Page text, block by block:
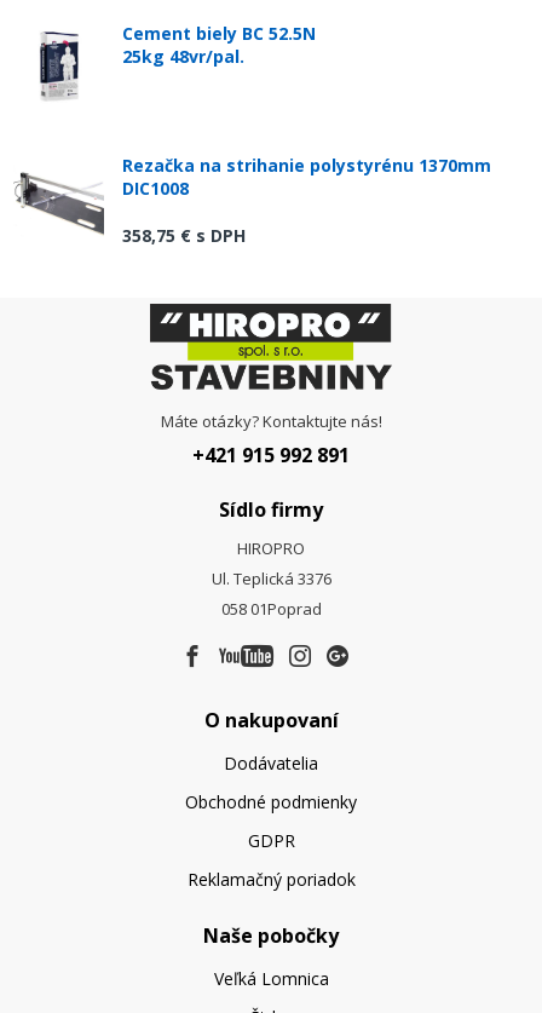
Cement biely BC 52.5N
25kg 48vr/pal.
Rezačka na strihanie polystyrénu 1370mm
DIC1008
358,75 € s DPH
Máte otázky? Kontaktujte nás!
+421 915 992 891
Sídlo firmy
HIROPRO
Ul. Teplická 3376
058 01Poprad
O nakupovaní
Dodávatelia
Obchodné podmienky
GDPR
Reklamačný poriadok
Naše pobočky
Veľká Lomnica